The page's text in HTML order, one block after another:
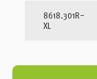
8618.301R-
XL